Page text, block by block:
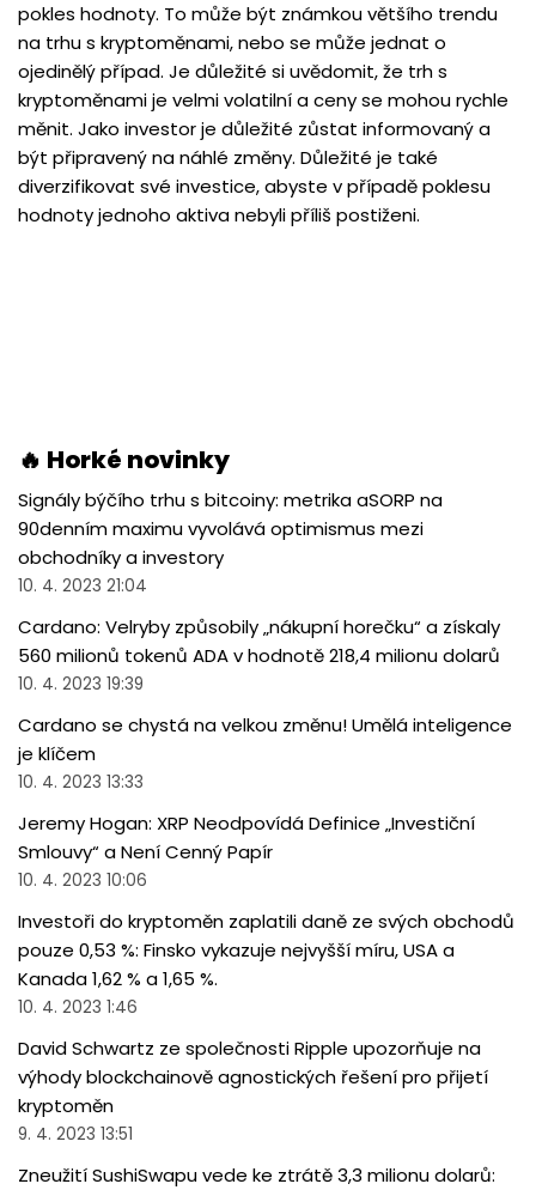
pokles hodnoty. To může být známkou většího trendu
na trhu s kryptoměnami, nebo se může jednat o
ojedinělý případ. Je důležité si uvědomit, že trh s
kryptoměnami je velmi volatilní a ceny se mohou rychle
měnit. Jako investor je důležité zůstat informovaný a
být připravený na náhlé změny. Důležité je také
diverzifikovat své investice, abyste v případě poklesu
hodnoty jednoho aktiva nebyli příliš postiženi.
🔥 Horké novinky
Signály býčího trhu s bitcoiny: metrika aSORP na
90denním maximu vyvolává optimismus mezi
obchodníky a investory
10. 4. 2023 21:04
Cardano: Velryby způsobily „nákupní horečku“ a získaly
560 milionů tokenů ADA v hodnotě 218,4 milionu dolarů
10. 4. 2023 19:39
Cardano se chystá na velkou změnu! Umělá inteligence
je klíčem
10. 4. 2023 13:33
Jeremy Hogan: XRP Neodpovídá Definice „Investiční
Smlouvy“ a Není Cenný Papír
10. 4. 2023 10:06
Investoři do kryptoměn zaplatili daně ze svých obchodů
pouze 0,53 %: Finsko vykazuje nejvyšší míru, USA a
Kanada 1,62 % a 1,65 %.
10. 4. 2023 1:46
David Schwartz ze společnosti Ripple upozorňuje na
výhody blockchainově agnostických řešení pro přijetí
kryptoměn
9. 4. 2023 13:51
Zneužití SushiSwapu vede ke ztrátě 3,3 milionu dolarů: